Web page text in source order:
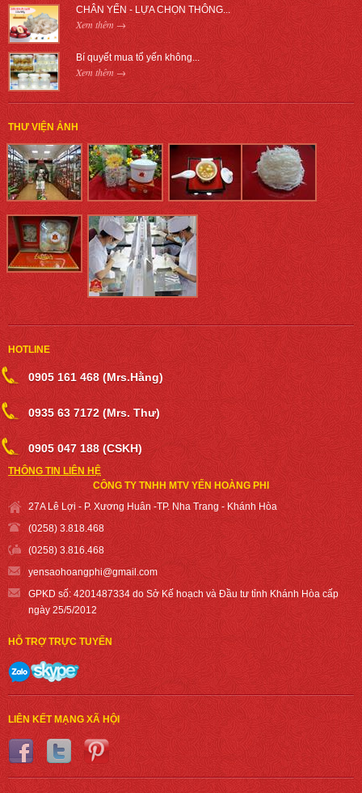
CHÂN YẾN - LỰA CHỌN THÔNG...
Xem thêm →
Bí quyết mua tổ yến không...
Xem thêm →
THƯ VIỆN ẢNH
HOTLINE
0905 161 468 (Mrs.Hằng)
0935 63 7172 (Mrs. Thư)
0905 047 188 (CSKH)
THÔNG TIN LIÊN HỆ
CÔNG TY TNHH MTV YẾN HOÀNG PHI
27A Lê Lợi - P. Xương Huân -TP. Nha Trang - Khánh Hòa
(0258) 3.818.468
(0258) 3.816.468
yensaohoangphi@gmail.com
GPKD số: 4201487334 do Sở Kế hoạch và Đầu tư tỉnh Khánh Hòa cấp
ngày 25/5/2012
HỖ TRỢ TRỰC TUYẾN
LIÊN KẾT MẠNG XÃ HỘI